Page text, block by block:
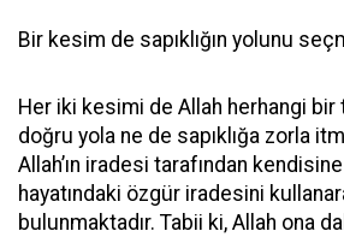
Bir kesim de sapıklığın yolunu
Her iki kesimi de Allah herhangi bir
doğru yola ne de sapıklığa zorla
Allah’ın iradesi tarafından
hayatındaki özgür iradesini
bulunmaktadır. Tabii ki, Allah ona